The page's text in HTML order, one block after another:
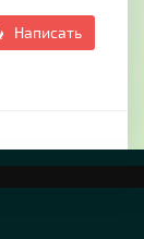
Написать